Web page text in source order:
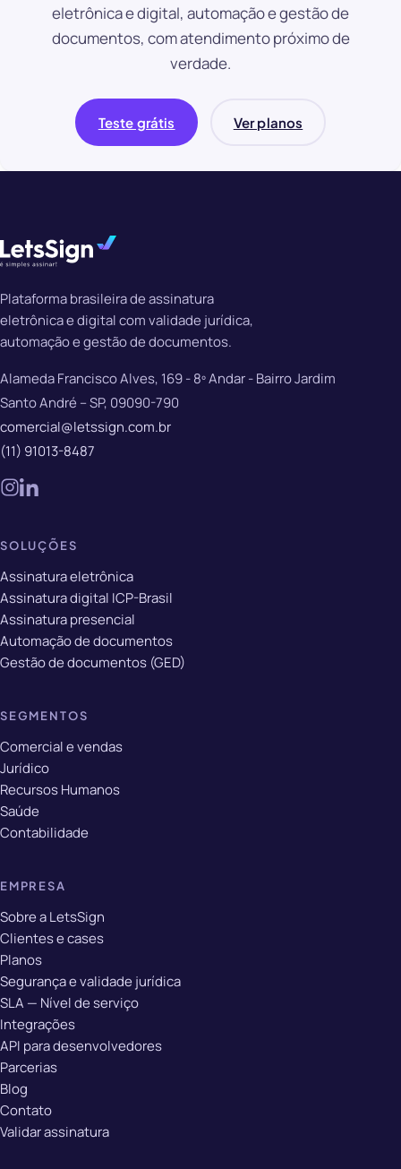
eletrônica e digital, automação e gestão de
documentos, com atendimento próximo de
verdade.
Teste grátis Ver planos
Plataforma brasileira de assinatura
eletrônica e digital com validade jurídica,
automação e gestão de documentos.
Alameda Francisco Alves, 169 - 8º Andar - Bairro Jardim
Santo André – SP, 09090-790
comercial@letssign.com.br
(11) 91013-8487
SOLUÇÕES
Assinatura eletrônica
Assinatura digital ICP-Brasil
Assinatura presencial
Automação de documentos
Gestão de documentos (GED)
SEGMENTOS
Comercial e vendas
Jurídico
Recursos Humanos
Saúde
Contabilidade
EMPRESA
Sobre a LetsSign
Clientes e cases
Planos
Segurança e validade jurídica
SLA — Nível de serviço
Integrações
API para desenvolvedores
Parcerias
Blog
Contato
Validar assinatura